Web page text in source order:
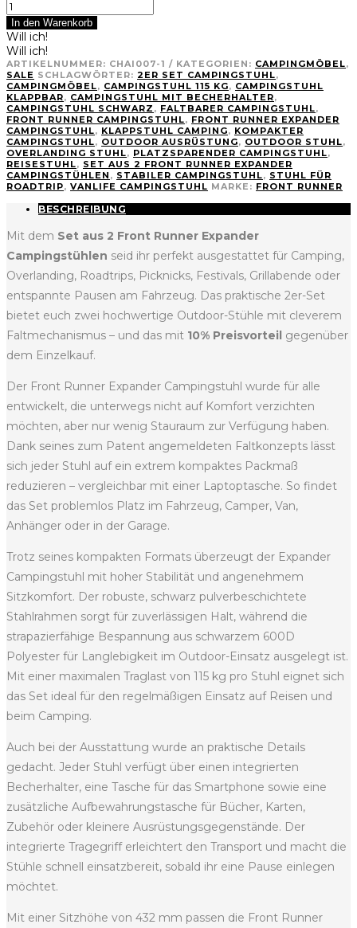
Front
Runner
Expander
Campingstuhl
2er-
Set
Menge
In den Warenkorb
Will ich!
Will ich!
ARTIKELNUMMER: CHAI007-1 KATEGORIEN: CAMPINGMÖBEL,
SALE SCHLAGWÖRTER: 2ER SET CAMPINGSTUHL,
CAMPINGMÖBEL, CAMPINGSTUHL 115 KG, CAMPINGSTUHL
KLAPPBAR, CAMPINGSTUHL MIT BECHERHALTER,
CAMPINGSTUHL SCHWARZ , FALTBARER CAMPINGSTUHL,
FRONT RUNNER CAMPINGSTUHL, FRONT RUNNER EXPANDER
CAMPINGSTUHL, KLAPPSTUHL CAMPING, KOMPAKTER
CAMPINGSTUHL, OUTDOOR AUSRÜSTUNG, OUTDOOR STUHL,
OVERLANDING STUHL, PLATZSPARENDER CAMPINGSTUHL,
REISESTUHL, SET AUS 2 FRONT RUNNER EXPANDER
CAMPINGSTÜHLEN , STABILER CAMPINGSTUHL, STUHL FÜR
ROADTRIP, VANLIFE CAMPINGSTUHL MARKE: FRONT RUNNER
BESCHREIBUNG
Mit dem Set aus 2 Front Runner Expander
Campingstühlen seid ihr perfekt ausgestattet für Camping,
Overlanding, Roadtrips, Picknicks, Festivals, Grillabende oder
entspannte Pausen am Fahrzeug. Das praktische 2er-Set
bietet euch zwei hochwertige Outdoor-Stühle mit cleverem
Faltmechanismus – und das mit 10% Preisvorteil gegenüber
dem Einzelkauf.
Der Front Runner Expander Campingstuhl wurde für alle
entwickelt, die unterwegs nicht auf Komfort verzichten
möchten, aber nur wenig Stauraum zur Verfügung haben.
Dank seines zum Patent angemeldeten Faltkonzepts lässt
sich jeder Stuhl auf ein extrem kompaktes Packmaß
reduzieren – vergleichbar mit einer Laptoptasche. So findet
das Set problemlos Platz im Fahrzeug, Camper, Van,
Anhänger oder in der Garage.
Trotz seines kompakten Formats überzeugt der Expander
Campingstuhl mit hoher Stabilität und angenehmem
Sitzkomfort. Der robuste, schwarz pulverbeschichtete
Stahlrahmen sorgt für zuverlässigen Halt, während die
strapazierfähige Bespannung aus schwarzem 600D
Polyester für Langlebigkeit im Outdoor-Einsatz ausgelegt ist.
Mit einer maximalen Traglast von 115 kg pro Stuhl eignet sich
das Set ideal für den regelmäßigen Einsatz auf Reisen und
beim Camping.
Auch bei der Ausstattung wurde an praktische Details
gedacht. Jeder Stuhl verfügt über einen integrierten
Becherhalter, eine Tasche für das Smartphone sowie eine
zusätzliche Aufbewahrungstasche für Bücher, Karten,
Zubehör oder kleinere Ausrüstungsgegenstände. Der
integrierte Tragegriff erleichtert den Transport und macht die
Stühle schnell einsatzbereit, sobald ihr eine Pause einlegen
möchtet.
Mit einer Sitzhöhe von 432 mm passen die Front Runner